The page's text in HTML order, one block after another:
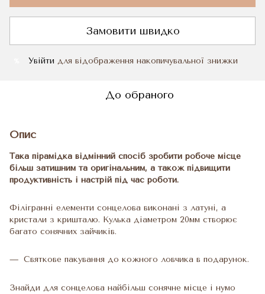
Замовити швидко
Увійти для відображення накопичувальної знижки
До обраного
Опис
Така пірамідка відмінний спосіб зробити робоче місце
більш затишним та оригінальним, а також підвищити
продуктивність і настрій під час роботи.
Філігранні елементи сонцелова виконані з латуні, а
кристали з кришталю. Кулька діаметром 20мм створює
багато сонячних зайчиків.
Святкове пакування до кожного ловчика в подарунок.
Знайди для сонцелова найбільш сонячне місце і нумо